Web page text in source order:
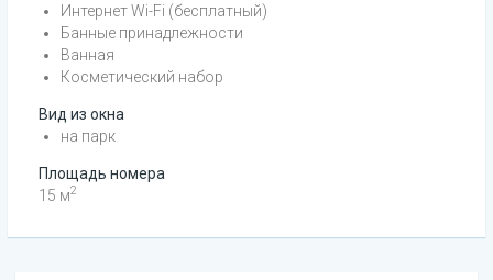
Интернет Wi-Fi (бесплатный)
Банные принадлежности
Ванная
Косметический набор
Вид из окна
на парк
Площадь номера
15 м2